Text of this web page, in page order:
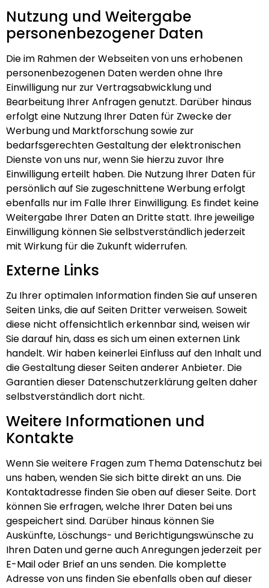
Nutzung und Weitergabe
personenbezogener Daten
Die im Rahmen der Webseiten von uns erhobenen
personenbezogenen Daten werden ohne Ihre
Einwilligung nur zur Vertragsabwicklung und
Bearbeitung Ihrer Anfragen genutzt. Darüber hinaus
erfolgt eine Nutzung Ihrer Daten für Zwecke der
Werbung und Marktforschung sowie zur
bedarfsgerechten Gestaltung der elektronischen
Dienste von uns nur, wenn Sie hierzu zuvor Ihre
Einwilligung erteilt haben. Die Nutzung Ihrer Daten für
persönlich auf Sie zugeschnittene Werbung erfolgt
ebenfalls nur im Falle Ihrer Einwilligung. Es findet keine
Weitergabe Ihrer Daten an Dritte statt. Ihre jeweilige
Einwilligung können Sie selbstverständlich jederzeit
mit Wirkung für die Zukunft widerrufen.
Externe Links
Zu Ihrer optimalen Information finden Sie auf unseren
Seiten Links, die auf Seiten Dritter verweisen. Soweit
diese nicht offensichtlich erkennbar sind, weisen wir
Sie darauf hin, dass es sich um einen externen Link
handelt. Wir haben keinerlei Einfluss auf den Inhalt und
die Gestaltung dieser Seiten anderer Anbieter. Die
Garantien dieser Datenschutzerklärung gelten daher
selbstverständlich dort nicht.
Weitere Informationen und
Kontakte
Wenn Sie weitere Fragen zum Thema Datenschutz bei
uns haben, wenden Sie sich bitte direkt an uns. Die
Kontaktadresse finden Sie oben auf dieser Seite. Dort
können Sie erfragen, welche Ihrer Daten bei uns
gespeichert sind. Darüber hinaus können Sie
Auskünfte, Löschungs- und Berichtigungswünsche zu
Ihren Daten und gerne auch Anregungen jederzeit per
E-Mail oder Brief an uns senden. Die komplette
Adresse von uns finden Sie ebenfalls oben auf dieser